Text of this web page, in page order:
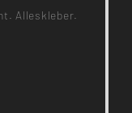
Alleskleber.